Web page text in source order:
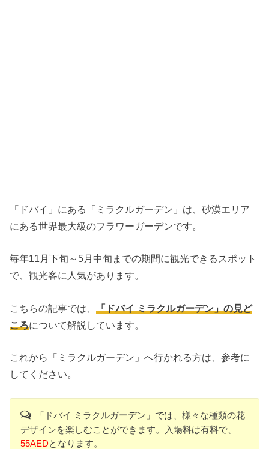
「ドバイ」にある「ミラクルガーデン」は、砂漠エリア
にある世界最大級のフラワーガーデンです。
毎年11月下旬～5月中旬までの期間に観光できるスポット
で、観光客に人気があります。
こちらの記事では、
「ドバイ ミラクルガーデン」の見ど
ころについて解説しています。
これから「ミラクルガーデン」へ行かれる方は、参考に
してください。
「ドバイ ミラクルガーデン」では、様々な種類の花
デザインを楽しむことができます。入場料は有料で、
55AEDとなります。